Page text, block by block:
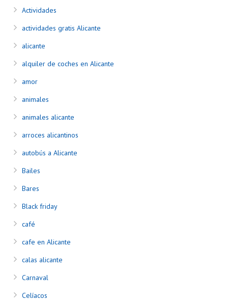
Actividades
actividades gratis Alicante
alicante
alquiler de coches en Alicante
amor
animales
animales alicante
arroces alicantinos
autobús a Alicante
Bailes
Bares
Black friday
café
cafe en Alicante
calas alicante
Carnaval
Celíacos